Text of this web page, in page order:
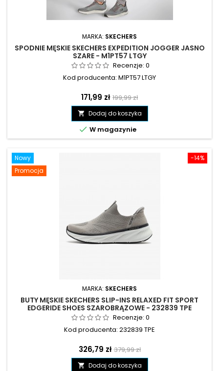
MARKA: SKECHERS
SPODNIE MĘSKIE SKECHERS EXPEDITION JOGGER JASNO
SZARE - M1PT57 LTGY
Recenzje: 0
Kod producenta: M1PT57 LTGY
Cena
171,99 zł Cena
podstawowa
199,99 zł
 Dodaj do koszyka
 W magazynie
-14%
Nowy
Promocja
MARKA: SKECHERS
BUTY MĘSKIE SKECHERS SLIP-INS RELAXED FIT SPORT
EDGERIDE SHOES SZAROBRĄZOWE - 232839 TPE
Recenzje: 0
Kod producenta: 232839 TPE
Cena
326,79 zł Cena
podstawowa
379,99 zł
 Dodaj do koszyka